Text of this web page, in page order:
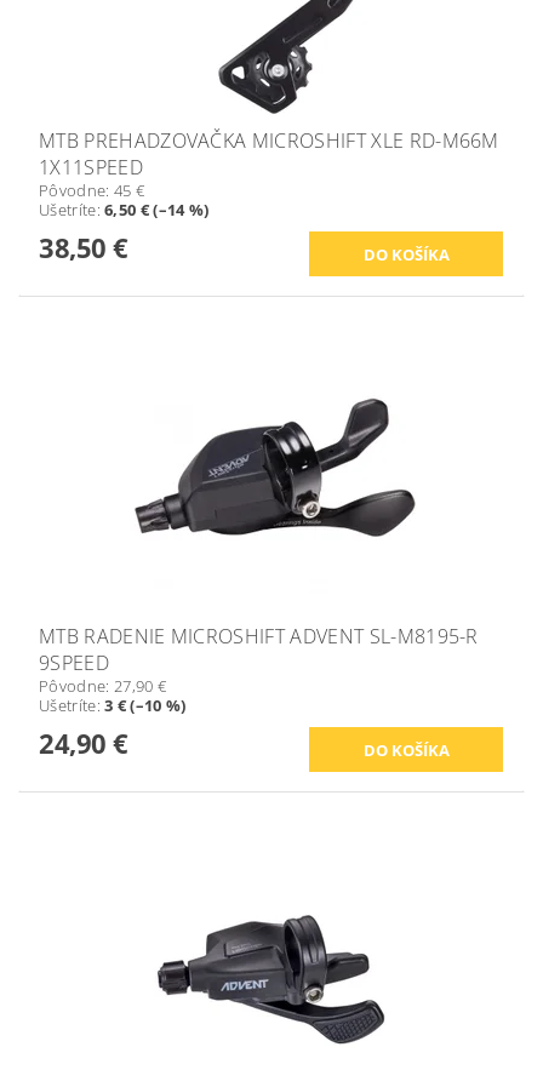
MTB PREHADZOVAČKA MICROSHIFT XLE RD-M66M
1X11SPEED
Pôvodne: 45 €
Ušetríte:6,50 € (–14 %)
38,50 €
MTB RADENIE MICROSHIFT ADVENT SL-M8195-R
9SPEED
Pôvodne: 27,90 €
Ušetríte:3 € (–10 %)
24,90 €